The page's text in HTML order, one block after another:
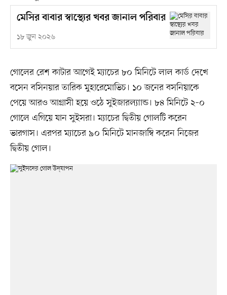
মেসির বাবার স্বাস্থ্যের খবর জানাল পরিবার
১৮ জুন ২০২৬
গোলের রেশ কাটার আগেই ম্যাচের ৮০ মিনিটে লাল কার্ড দেখে
বসেন বসিনয়ার তারিক মুহারেমোভিচ। ১০ জনের বসনিয়াকে
পেয়ে আরও আগ্রাসী হয়ে ওঠে সুইজারল্যাান্ড। ৮৪ মিনিটে ২–০
গোলে এগিয়ে যান সুইসরা। ম্যাচের দ্বিতীয় গোলটি করেন
ভারগাস। এরপর ম্যাচের ৯০ মিনিটে মানজাম্বি করেন নিজের
দ্বিতীয় গোল।